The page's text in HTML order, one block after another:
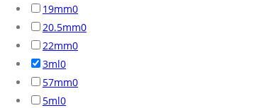
19mm0
20.5mm0
22mm0
3ml0
57mm0
5ml0